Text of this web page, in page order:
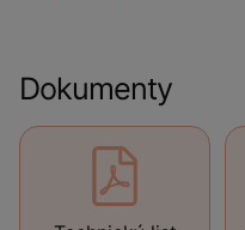
Dokumenty